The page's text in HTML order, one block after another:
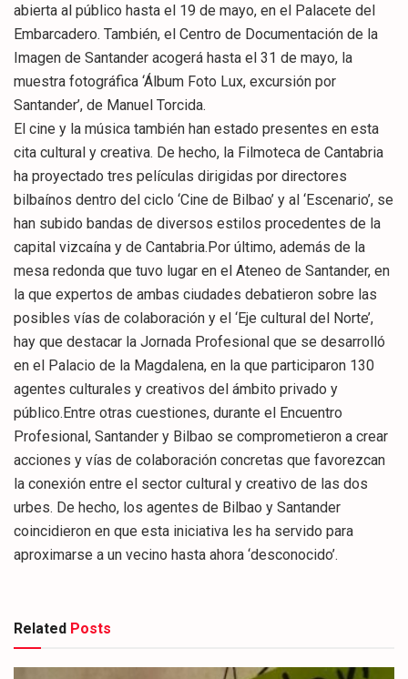
abierta al público hasta el 19 de mayo, en el Palacete del
Embarcadero. También, el Centro de Documentación de la
Imagen de Santander acogerá hasta el 31 de mayo, la
muestra fotográfica ‘Álbum Foto Lux, excursión por
Santander’, de Manuel Torcida.
El cine y la música también han estado presentes en esta
cita cultural y creativa. De hecho, la Filmoteca de Cantabria
ha proyectado tres películas dirigidas por directores
bilbaínos dentro del ciclo ‘Cine de Bilbao’ y al ‘Escenario’, se
han subido bandas de diversos estilos procedentes de la
capital vizcaína y de Cantabria.Por último, además de la
mesa redonda que tuvo lugar en el Ateneo de Santander, en
la que expertos de ambas ciudades debatieron sobre las
posibles vías de colaboración y el ‘Eje cultural del Norte’,
hay que destacar la Jornada Profesional que se desarrolló
en el Palacio de la Magdalena, en la que participaron 130
agentes culturales y creativos del ámbito privado y
público.Entre otras cuestiones, durante el Encuentro
Profesional, Santander y Bilbao se comprometieron a crear
acciones y vías de colaboración concretas que favorezcan
la conexión entre el sector cultural y creativo de las dos
urbes. De hecho, los agentes de Bilbao y Santander
coincidieron en que esta iniciativa les ha servido para
aproximarse a un vecino hasta ahora ‘desconocido’.
Related Posts